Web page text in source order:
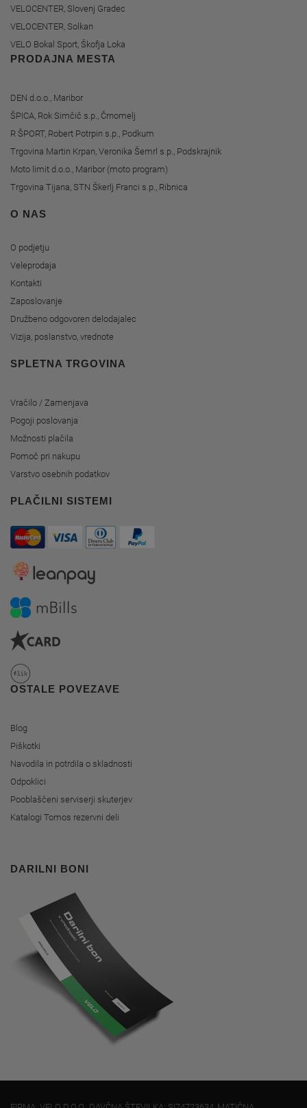
VELOCENTER, Slovenj Gradec
VELOCENTER, Solkan
VELO Bokal Sport, Škofja Loka
PRODAJNA MESTA
DEN d.o.o., Maribor
ŠPICA, Rok Simčič s.p., Črnomelj
R ŠPORT, Robert Potrpin s.p., Podkum
Trgovina Martin Krpan, Veronika Šemrl s.p., Podskrajnik
Moto limit d.o.o., Maribor (moto program)
Trgovina Tijana, STN Škerlj Franci s.p., Ribnica
O NAS
O podjetju
Veleprodaja
Kontakti
Zaposlovanje
Družbeno odgovoren delodajalec
Vizija, poslanstvo, vrednote
SPLETNA TRGOVINA
Vračilo / Zamenjava
Pogoji poslovanja
Možnosti plačila
Pomoč pri nakupu
Varstvo osebnih podatkov
PLAČILNI SISTEMI
OSTALE POVEZAVE
Blog
Piškotki
Navodila in potrdila o skladnosti
Odpoklici
Pooblaščeni serviserji skuterjev
Katalogi Tomos rezervni deli
DARILNI BONI